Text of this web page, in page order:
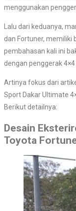
menggunakan
Lalu dari keduanya,
dan Fortuner, memiliki
pembahasan kali ini
dengan penggerak 4×4
Artinya fokus dari
Sport Dakar Ultimate
Berikut detailnya:
Desain
Toyota